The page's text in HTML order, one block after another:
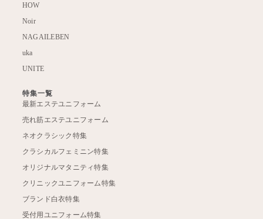
HOW
Noir
NAGAILEBEN
uka
UNITE
特集一覧
最新エステユニフォーム
売れ筋エステユニフォーム
ネオクラシック特集
クラシカルフェミニン特集
オリジナルマタニティ特集
クリニックユニフォーム特集
ブランド白衣特集
受付用ユニフォーム特集